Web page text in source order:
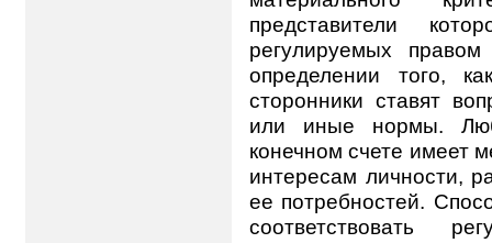
представители
регулируемых
определении того,
сторонники ставят
или иные нормы.
конечном счете имеет
интересам личности,
ее потребностей.
соответствовать